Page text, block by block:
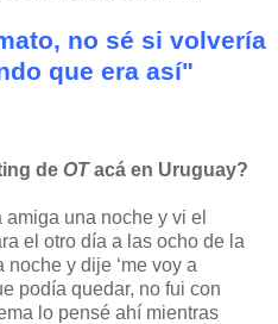
no sé si volvería
que era así"
de OTacá en Uruguay?
una noche y vi el
el otro día a las ocho de la
y dije ‘me voy a
podía quedar, no fui con
lo pensé ahí mientras